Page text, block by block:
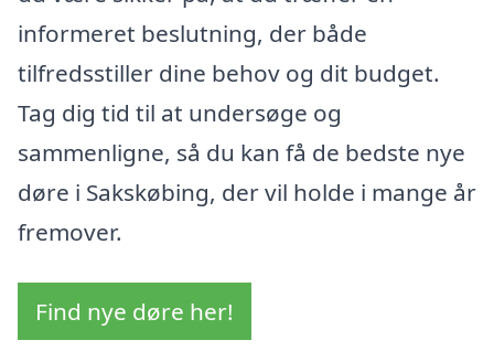
informeret beslutning, der både
tilfredsstiller dine behov og dit budget.
Tag dig tid til at undersøge og
sammenligne, så du kan få de bedste nye
døre i Sakskøbing, der vil holde i mange år
fremover.
Find nye døre her!